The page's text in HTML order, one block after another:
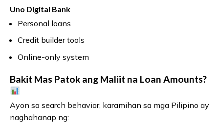
Uno Digital Bank
Personal loans
Credit builder tools
Online-only system
Bakit Mas Patok ang Maliit na Loan Amounts?
Ayon sa search behavior, karamihan sa mga Pilipino ay
naghahanap ng: